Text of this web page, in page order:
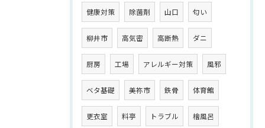
健康対策 除菌剤 山口 匂い
柳井市 高気密 高断熱 ダニ
厨房 工場 アレルギー対策 風邪
ベタ基礎 美祢市 鉄骨 体育館
更衣室 料亭 トラブル 檜風呂